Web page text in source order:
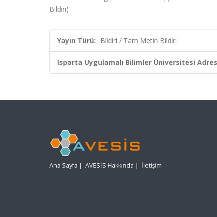
Bildiri)
Yayın Türü: Bildiri / Tam Metin Bildiri
Isparta Uygulamalı Bilimler Üniversitesi
Ana Sayfa | AVESİS Hakkında | İletişim